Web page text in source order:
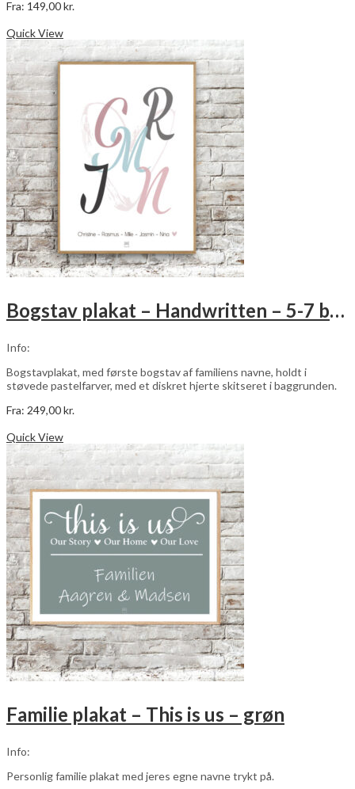
Fra: 149,00kr.
har
flere
Mulighederne
vælges
på
varesiden
Quick View
Bogstav plakat – Handwritten – 5-7 bogstaver
Info:
Bogstavplakat, med første bogstav af familiens navne, holdt i
støvede pastelfarver, med et diskret hjerte skitseret i baggrunden.
Fra: 249,00kr.
har
flere
varianter.
Mulighederne
kan
vælges
på
varesiden
Quick View
Familie plakat – This is us – grøn
Info:
Personlig familie plakat med jeres egne navne trykt på.